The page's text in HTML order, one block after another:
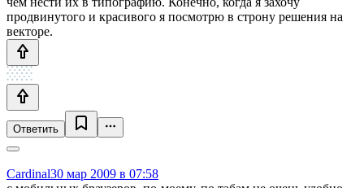
продвинутого и красивого я посмотрю в строну решения на
векторе.
Ответить
Cardinal30 мар 2009 в 07:58